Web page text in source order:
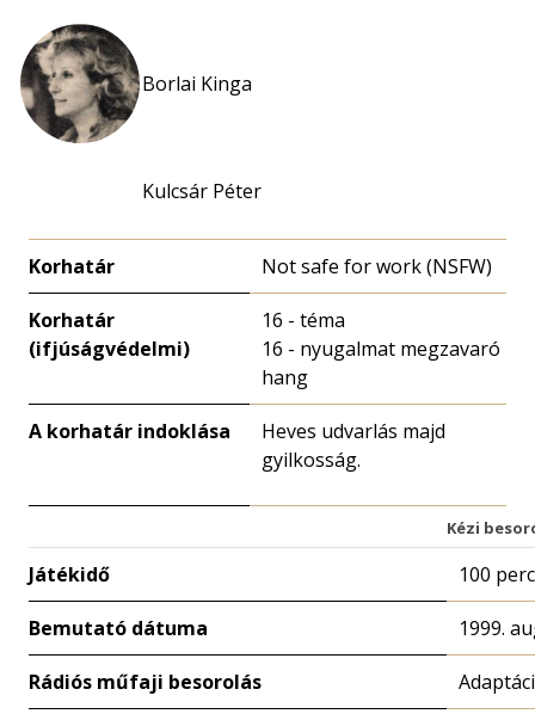
Borlai Kinga
Kulcsár Péter
Korhatár Not safe for work (NSFW)
Korhatár
(ifjúságvédelmi)
16 - téma
16 - nyugalmat megzavaró
hang
A korhatár indoklása
Heves udvarlás majd
gyilkosság.
Kézi
Játékidő 100 perc
Bemutató dátuma 1999.
Rádiós műfaji besorolás